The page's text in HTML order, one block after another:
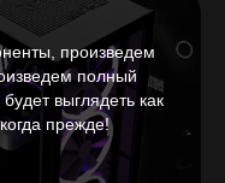
произведем
полный
выглядеть как
прежде!